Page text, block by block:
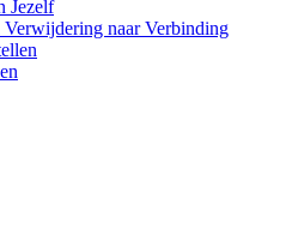
Jezelf
Verwijdering naar Verbinding